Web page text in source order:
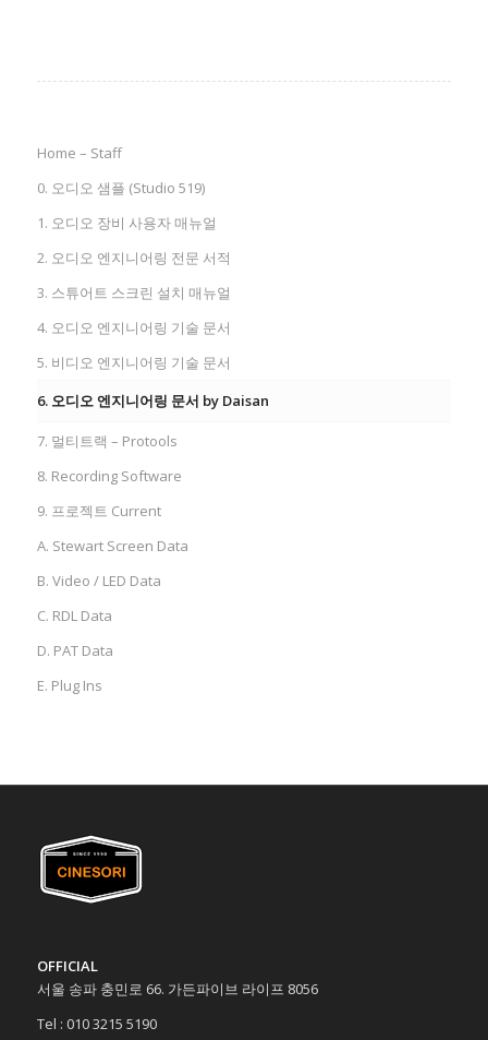
Home – Staff
0. 오디오 샘플 (Studio 519)
1. 오디오 장비 사용자 매뉴얼
2. 오디오 엔지니어링 전문 서적
3. 스튜어트 스크린 설치 매뉴얼
4. 오디오 엔지니어링 기술 문서
5. 비디오 엔지니어링 기술 문서
6. 오디오 엔지니어링 문서 by Daisan
7. 멀티트랙 – Protools
8. Recording Software
9. 프로젝트 Current
A. Stewart Screen Data
B. Video / LED Data
C. RDL Data
D. PAT Data
E. Plug Ins
OFFICIAL
서울 송파 충민로 66. 가든파이브 라이프 8056
Tel : 010 3215 5190